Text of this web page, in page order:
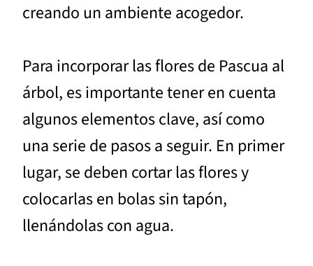
creando un ambiente acogedor.
Para incorporar las flores de Pascua al
árbol, es importante tener en cuenta
algunos elementos clave, así como
una serie de pasos a seguir. En primer
lugar, se deben cortar las flores y
colocarlas en bolas sin tapón,
llenándolas con agua.